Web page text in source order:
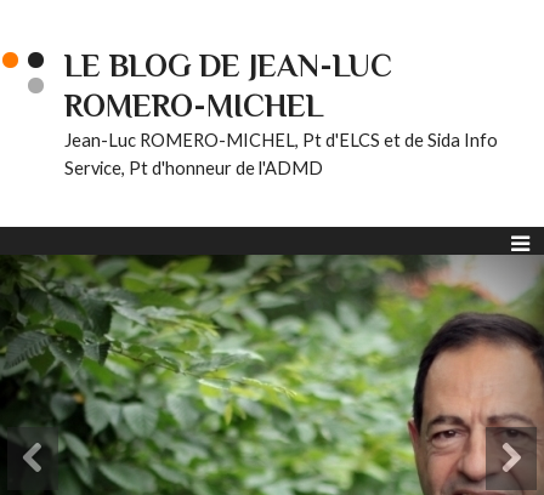
LE BLOG DE JEAN-LUC
ROMERO-MICHEL
Jean-Luc ROMERO-MICHEL, Pt d'ELCS et de Sida Info
Service, Pt d'honneur de l'ADMD